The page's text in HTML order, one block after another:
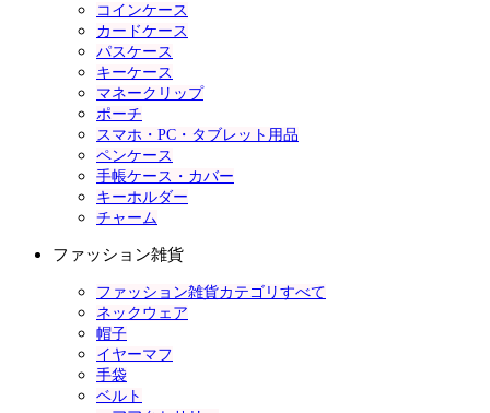
コインケース
カードケース
パスケース
キーケース
マネークリップ
ポーチ
スマホ・PC・タブレット用品
ペンケース
手帳ケース・カバー
キーホルダー
チャーム
ファッション雑貨
ファッション雑貨カテゴリすべて
ネックウェア
帽子
イヤーマフ
手袋
ベルト